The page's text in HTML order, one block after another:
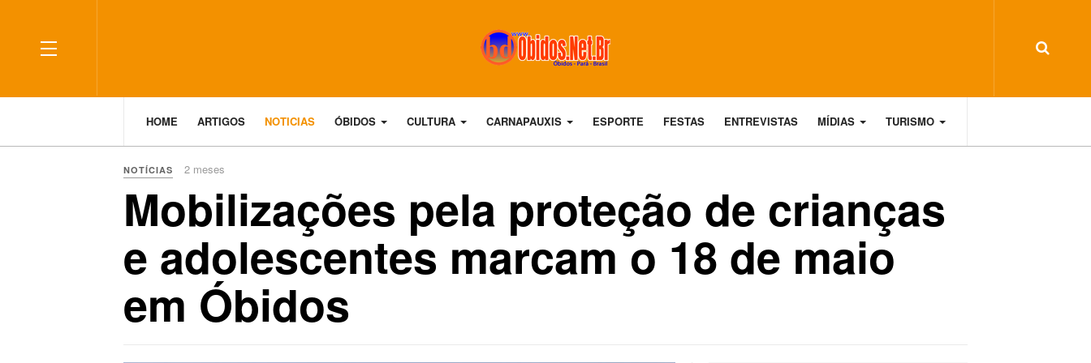
HOME ARTIGOS NOTICIAS ÓBIDOS CULTURA CARNAPAUXIS ESPORTE FESTAS ENTREVISTAS MÍDIAS TURISMO
NOTÍCIAS 2 meses
Mobilizações pela proteção de crianças
e adolescentes marcam o 18 de maio
em Óbidos